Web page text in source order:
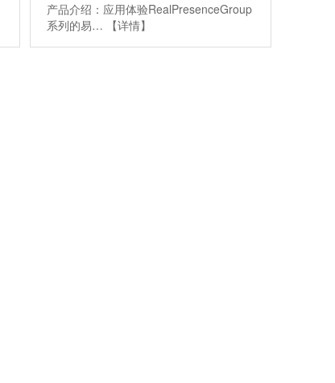
产品介绍：应用体验RealPresenceGroup
系列的易…
【详情】